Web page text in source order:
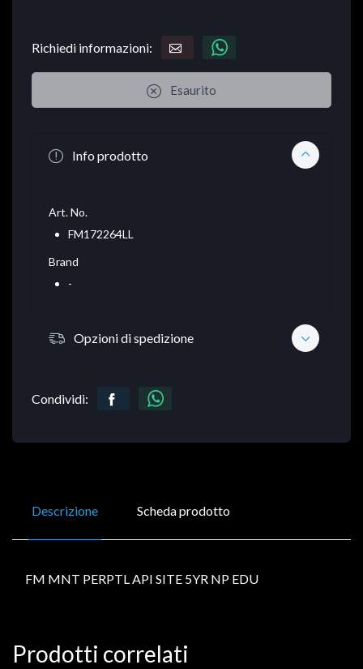
Richiedi informazioni:
Esaurito
Info prodotto
Art. No.
FM172264LL
Brand
-
Opzioni di spedizione
Condividi:
Descrizione Scheda prodotto
FM MNT PERPTL API SITE 5YR NP EDU
Prodotti correlati